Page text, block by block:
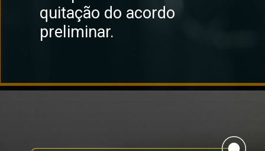
quitação do acordo
preliminar.